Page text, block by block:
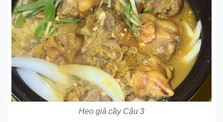
Heo giả cầy Cậu 3